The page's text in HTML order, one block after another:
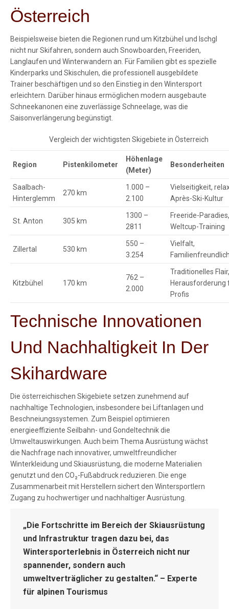
Österreich
Beispielsweise bieten die Regionen rund um Kitzbühel und Ischgl
nicht nur Skifahren, sondern auch Snowboarden, Freeriden,
Langlaufen und Winterwandern an. Für Familien gibt es spezielle
Kinderparks und Skischulen, die professionell ausgebildete
Trainer beschäftigen und so den Einstieg in den Wintersport
erleichtern. Darüber hinaus ermöglichen modern ausgebaute
Schneekanonen eine zuverlässige Schneelage, was die
Saisonverlängerung begünstigt.
Vergleich der wichtigsten Skigebiete in Österreich
Region Pistenkilometer
Höhenlage
(Meter)
Besonderheiten
Saalbach-
Hinterglemm
270 km
1.000 –
2.100
Vielseitigkeit,
Après-Ski-Kultur
St. Anton 305 km
1300 –
2811
Freeride-Paradies,
Weltcup-Training
Zillertal 530 km
550 –
3.254
Vielfalt,
Kitzbühel 170 km
762 –
2.000
Traditionelles Flair,
Herausforderung
Profis
Technische Innovationen
Und Nachhaltigkeit In Der
Skihardware
Die österreichischen Skigebiete setzen zunehmend auf
nachhaltige Technologien, insbesondere bei Liftanlagen und
Beschneiungssystemen. Zum Beispiel optimieren
energieeffiziente Seilbahn- und Gondeltechnik die
Umweltauswirkungen. Auch beim Thema Ausrüstung wächst
die Nachfrage nach innovativer, umweltfreundlicher
Winterkleidung und Skiausrüstung, die moderne Materialien
genutzt und den CO₂-Fußabdruck reduzieren. Die enge
Zusammenarbeit mit Herstellern sichert den Wintersportlern
Zugang zu hochwertiger und nachhaltiger Ausrüstung.
„Die Fortschritte im Bereich der Skiausrüstung
und Infrastruktur tragen dazu bei, das
Wintersporterlebnis in Österreich nicht nur
spannender, sondern auch
umweltverträglicher zu gestalten.“ – Experte
für alpinen Tourismus